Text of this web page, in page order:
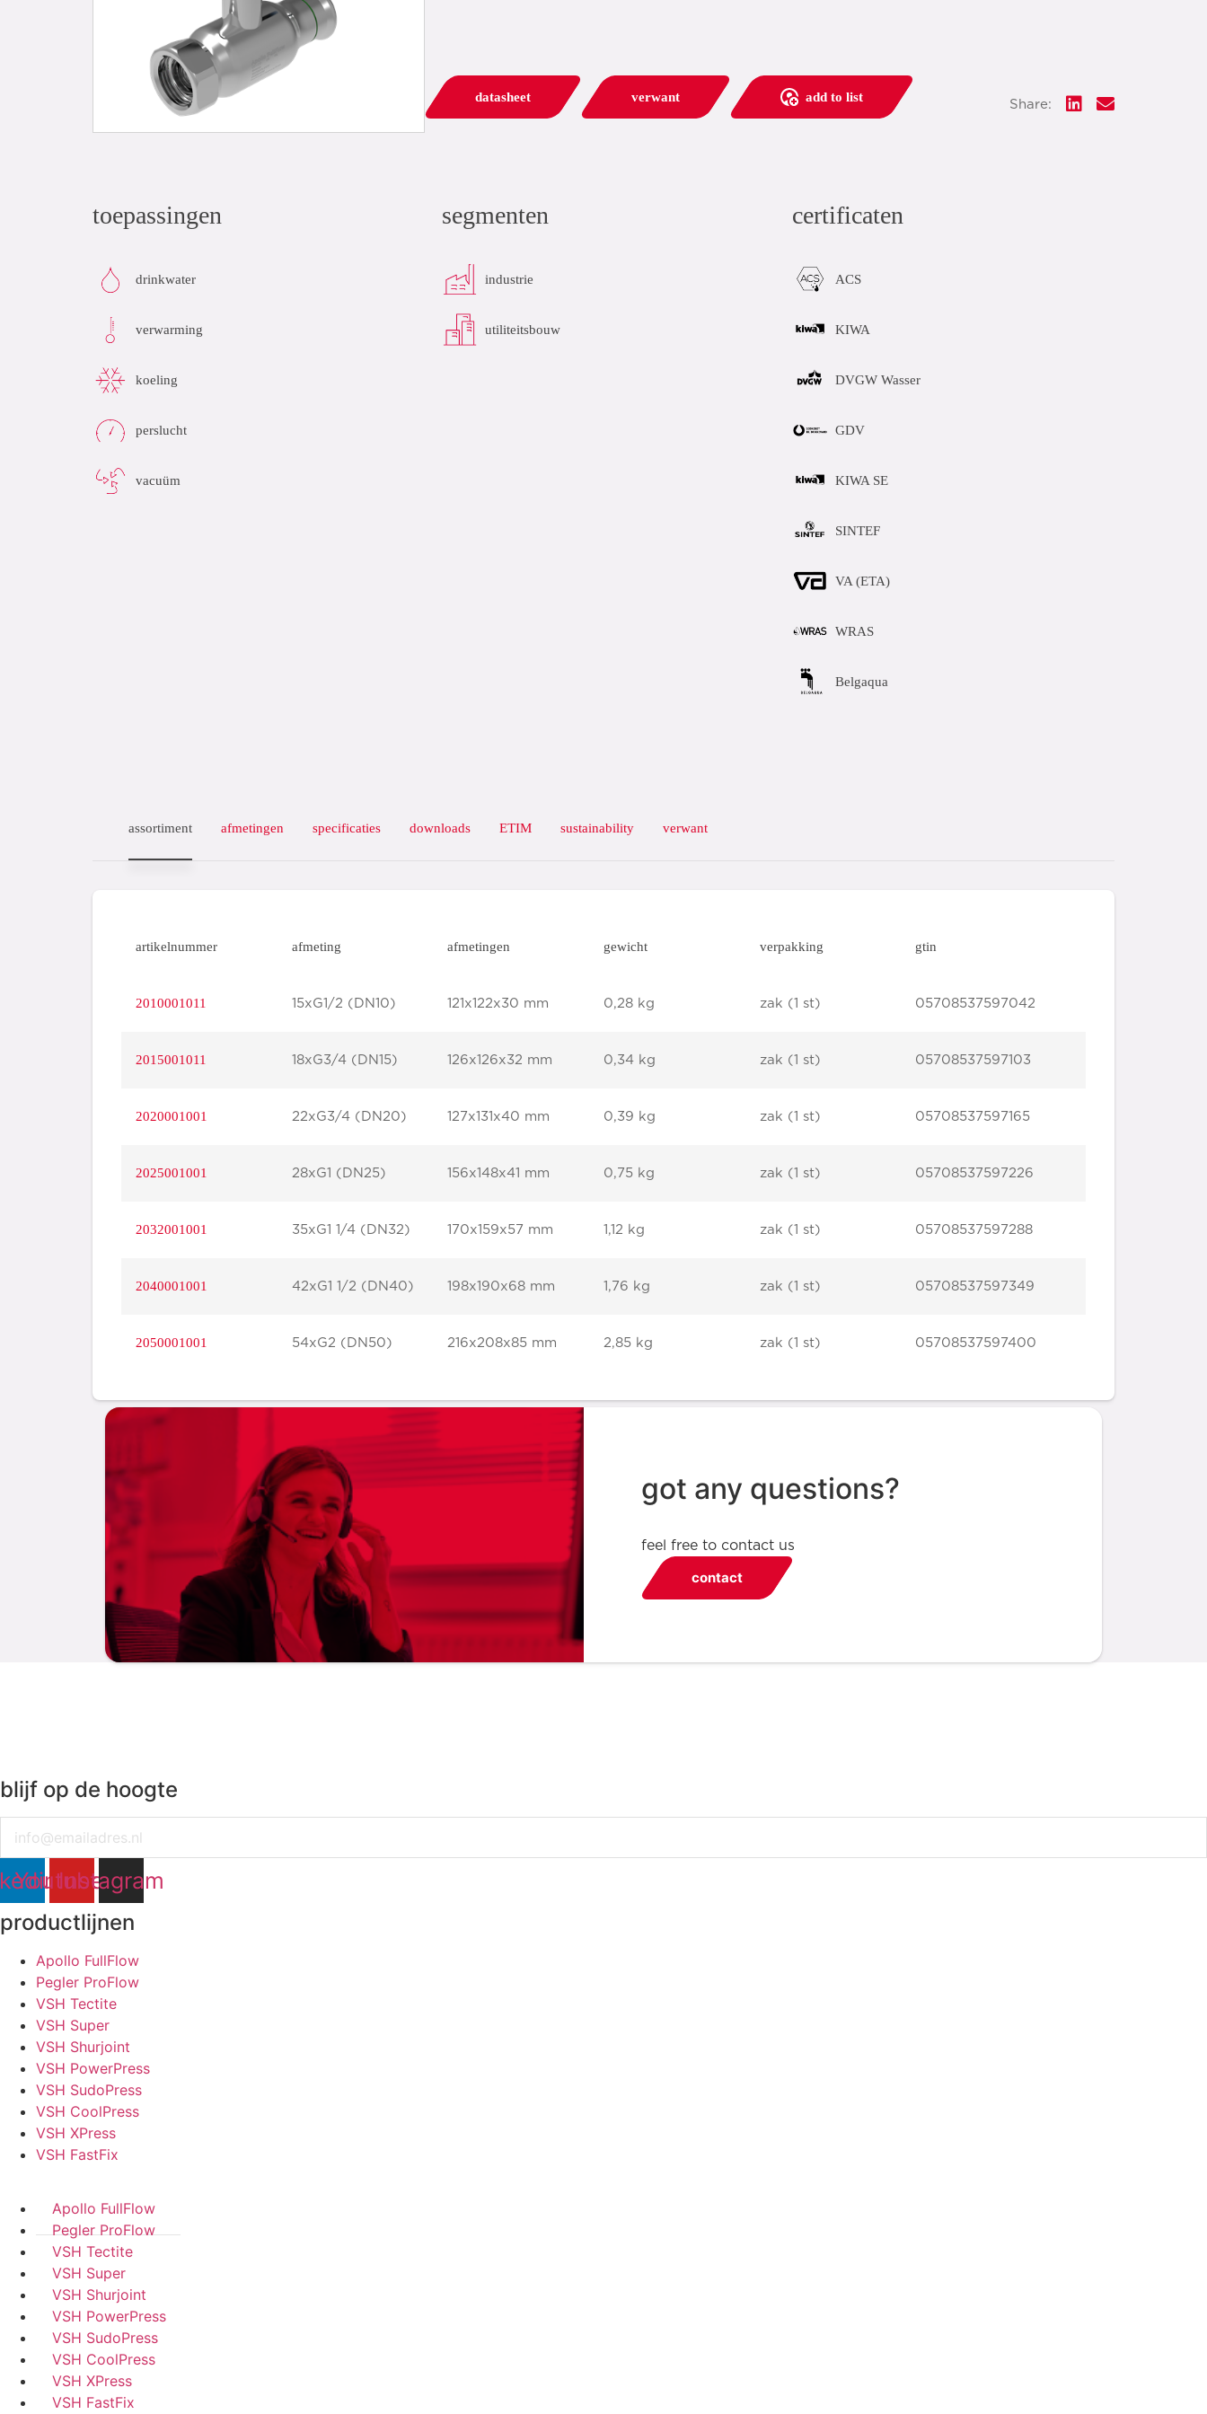
datasheet verwant add to list Share:
toepassingen
drinkwater
verwarming
koeling
perslucht
vacuüm
segmenten
industrie
utiliteitsbouw
certificaten
ACS
KIWA
DVGW Wasser
GDV
KIWA SE
SINTEF
VA (ETA)
WRAS
Belgaqua
assortiment afmetingen specificaties downloads ETIM sustainability verwant
artikelnummer afmeting afmetingen gewicht verpakking gtin
2010001011 15xG1/2 (DN10) 121x122x30 mm 0,28 kg zak (1 st) 05708537597042
2015001011 18xG3/4 (DN15) 126x126x32 mm 0,34 kg zak (1 st) 05708537597103
2020001001 22xG3/4 (DN20) 127x131x40 mm 0,39 kg zak (1 st) 05708537597165
2025001001 28xG1 (DN25) 156x148x41 mm 0,75 kg zak (1 st) 05708537597226
2032001001 35xG1 1/4 (DN32) 170x159x57 mm 1,12 kg zak (1 st) 05708537597288
2040001001 42xG1 1/2 (DN40) 198x190x68 mm 1,76 kg zak (1 st) 05708537597349
2050001001 54xG2 (DN50) 216x208x85 mm 2,85 kg zak (1 st) 05708537597400
got any questions?
feel free to contact us
contact
blijf op de hoogte
YoutubeInstagram
productlijnen
Apollo FullFlow
Pegler ProFlow
VSH Tectite
VSH Super
VSH Shurjoint
VSH PowerPress
VSH SudoPress
VSH CoolPress
VSH XPress
VSH FastFix
Apollo FullFlow
Pegler ProFlow
VSH Tectite
VSH Super
VSH Shurjoint
VSH PowerPress
VSH SudoPress
VSH CoolPress
VSH XPress
VSH FastFix